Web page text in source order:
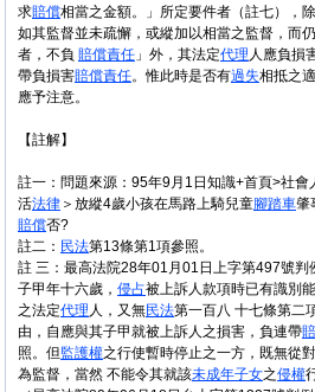
求賠償相當之金額。」所定要件者（註七），
如其監督並未疏懈，或縱加以相當之監督，而
者，不負 賠償責任 」外，其法定代理 人應負損
帶負損害賠償責任。惟此時是否有過失相抵之
應予注意。
【註解】
註一：問題來源：95年9月1日知識+首頁>社會
活法律 ＞放縱4歲小孩在馬路上騎兒童腳踏車肇
賠償否?
註二： 民法第13條第1項參照。
註 三：最高法院28年01月01日上字第497號判
子甲年十六歲， 侵占被上訴人款項時已有識別
之法定代理 人，又無民法第一百八 十七條第二
由，自應與其子甲就被上訴人之損害，負連帶
照。但監護權之行使暫時停止之一方，既無從
為監督，當然 不能令其就該未成年子女之侵權